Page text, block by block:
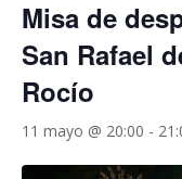
Misa de
San Rafael
Rocío
11 mayo @ 20:00 -